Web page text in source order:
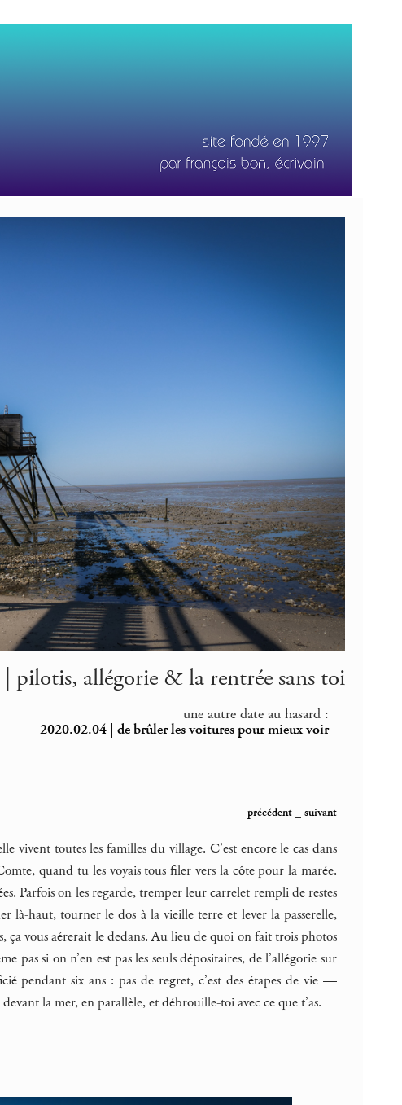
pilotis, allégorie & la rentrée sans toi
une autre date au hasard :
2020.02.04 | de brûler les voitures pour mieux voir
précédent _suivant
vivent toutes les familles du village. C’est encore le cas dans
quand tu les voyais tous filer vers la côte pour la marée.
Parfois on les regarde, tremper leur carrelet rempli de restes
là-haut, tourner le dos à la vieille terre et lever la passerelle,
ça vous aérerait le dedans. Au lieu de quoi on fait trois photos
si on n’en est pas les seuls dépositaires, de l’allégorie sur
pendant six ans : pas de regret, c’est des étapes de vie —
la mer, en parallèle, et débrouille-toi avec ce que t’as.